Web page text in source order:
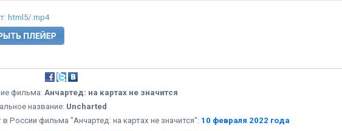
html5/.mp4
фильма: Анчартед: на картах не значится
название: Uncharted
России фильма "Анчартед: на картах не значится": 10 февраля 2022 года